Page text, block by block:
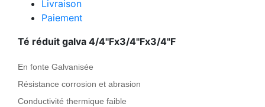
Livraison
Paiement
Té réduit galva 4/4"Fx3/4"Fx3/4"F
En fonte Galvanisée
Résistance corrosion et abrasion
Conductivité thermique faible